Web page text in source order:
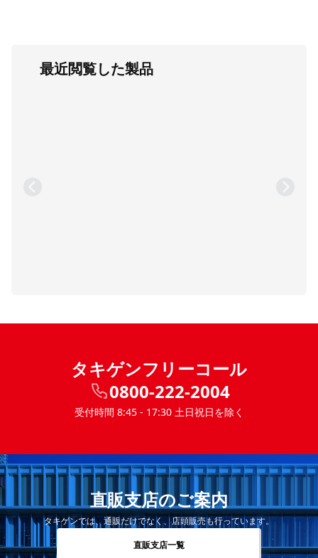
最近閲覧した製品
タキゲンフリーコール
0800-222-2004
受付時間 8:45 - 17:30 土日祝日を除く
直販支店のご案内
タキゲンでは、通販だけでなく、店頭販売も行っています。
直販支店一覧